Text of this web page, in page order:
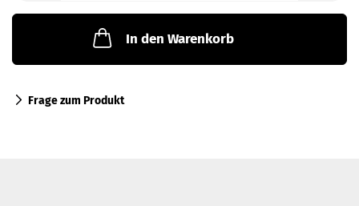
In den Warenkorb
Frage zum Produkt